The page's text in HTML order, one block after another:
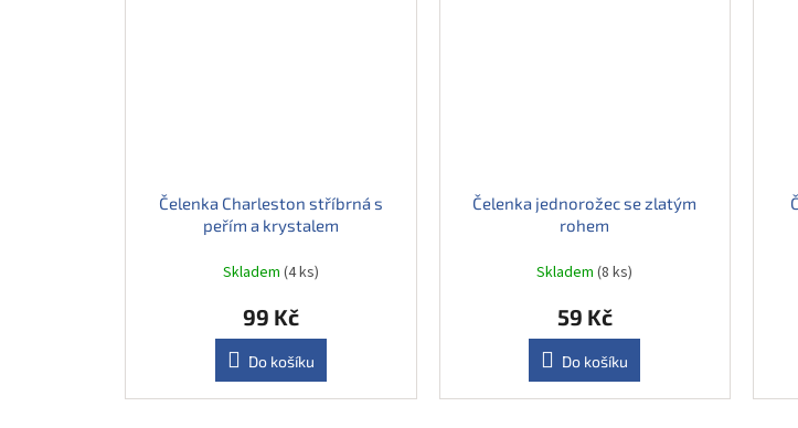
Čelenka Charleston stříbrná s
peřím a krystalem
Skladem (4 ks)
99 Kč
Do košíku
Čelenka jednorožec se zlatým
rohem
Skladem(8 ks)
59 Kč
Do košíku